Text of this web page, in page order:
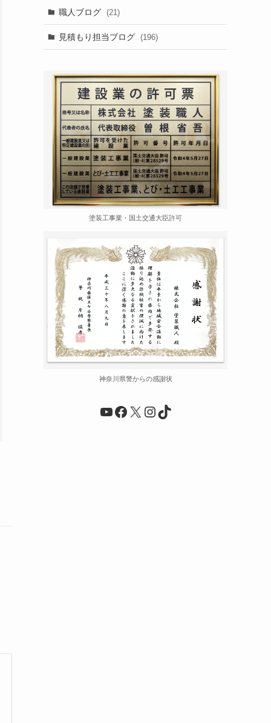
職人ブログ (21)
見積もり担当ブログ (196)
塗装工事業・国土交通大臣許可
神奈川県警からの感謝状
YouTube
Facebook
X Instagram
TikTok